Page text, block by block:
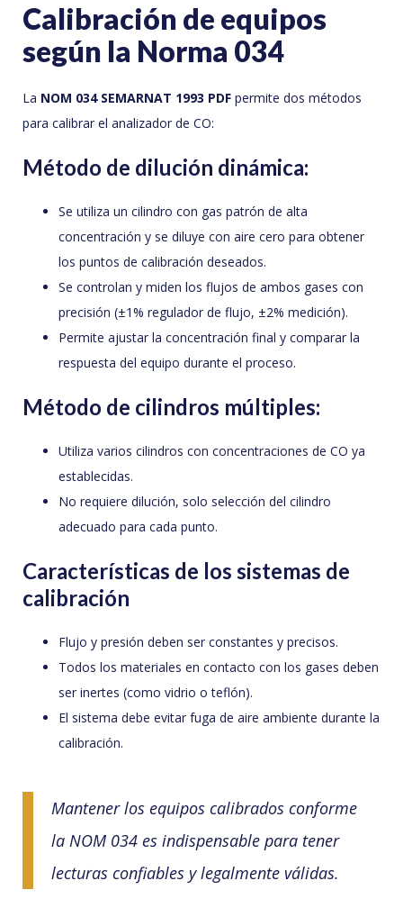
Calibración de equipos
según la Norma 034
La NOM 034 SEMARNAT 1993 PDF permite dos métodos
para calibrar el analizador de CO:
Método de dilución dinámica:
Se utiliza un cilindro con gas patrón de alta
concentración y se diluye con aire cero para obtener
los puntos de calibración deseados.
Se controlan y miden los flujos de ambos gases con
precisión (±1% regulador de flujo, ±2% medición).
Permite ajustar la concentración final y comparar la
respuesta del equipo durante el proceso.
Método de cilindros múltiples:
Utiliza varios cilindros con concentraciones de CO ya
establecidas.
No requiere dilución, solo selección del cilindro
adecuado para cada punto.
Características de los sistemas de
calibración
Flujo y presión deben ser constantes y precisos.
Todos los materiales en contacto con los gases deben
ser inertes (como vidrio o teflón).
El sistema debe evitar fuga de aire ambiente durante la
calibración.
Mantener los equipos calibrados conforme
la NOM 034 es indispensable para tener
lecturas confiables y legalmente válidas.